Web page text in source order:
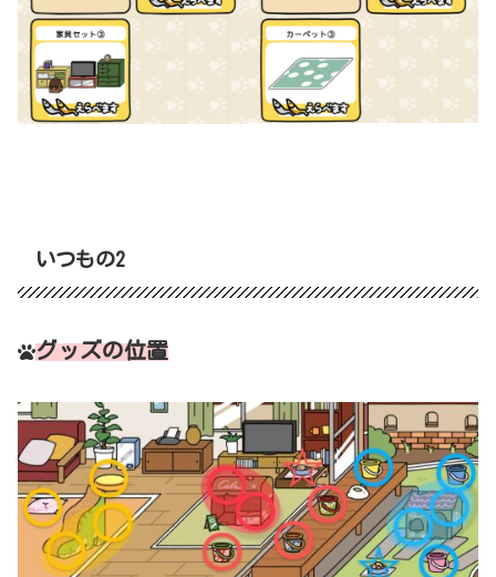
いつもの2
グッズの位置